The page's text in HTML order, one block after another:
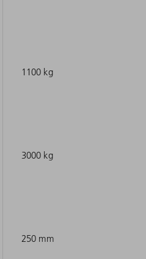
1100 kg
3000 kg
250 mm